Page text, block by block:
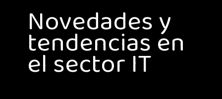
Novedades y
tendencias en
el sector IT